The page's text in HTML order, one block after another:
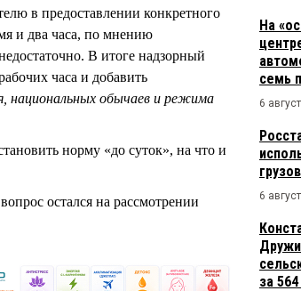
в предоставлении конкретного
и два часа, по мнению
В итоге надзорный
часа и добавить
национальных обычаев и режима
норму «до суток», на что и
остался на рассмотрении
На
семь
6
6
за